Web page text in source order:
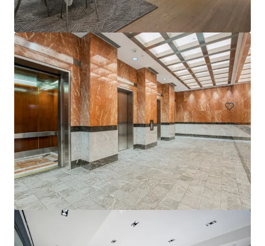
21-01 51st Avenue
21-01 51st Avenue, Long Island City, NY, 11101-4526, US
Oficina